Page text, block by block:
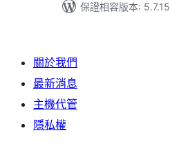
保證相容版本: 5.7.15
關於我們
最新消息
主機代管
隱私權